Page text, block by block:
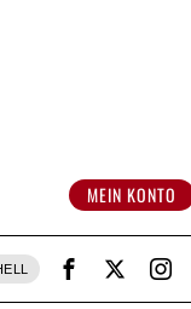
MEIN KONTO